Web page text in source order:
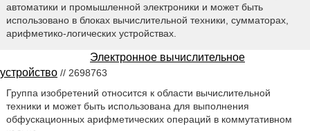
автоматики и промышленной электроники и может быть
использовано в блоках вычислительной техники, сумматорах,
арифметико-логических устройствах.
Электронное вычислительное
устройство // 2698763
Группа изобретений относится к области вычислительной
техники и может быть использована для выполнения
обфускационных арифметических операций в коммутативном